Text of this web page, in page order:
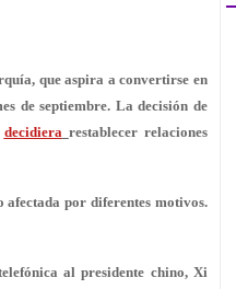
, que aspira a convertirse en
de septiembre. La decisión de
decidiera restablecerrelaciones
afectada por diferentes motivos.
al presidente chino, Xi